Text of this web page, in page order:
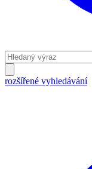
rozšířené vyhledávání